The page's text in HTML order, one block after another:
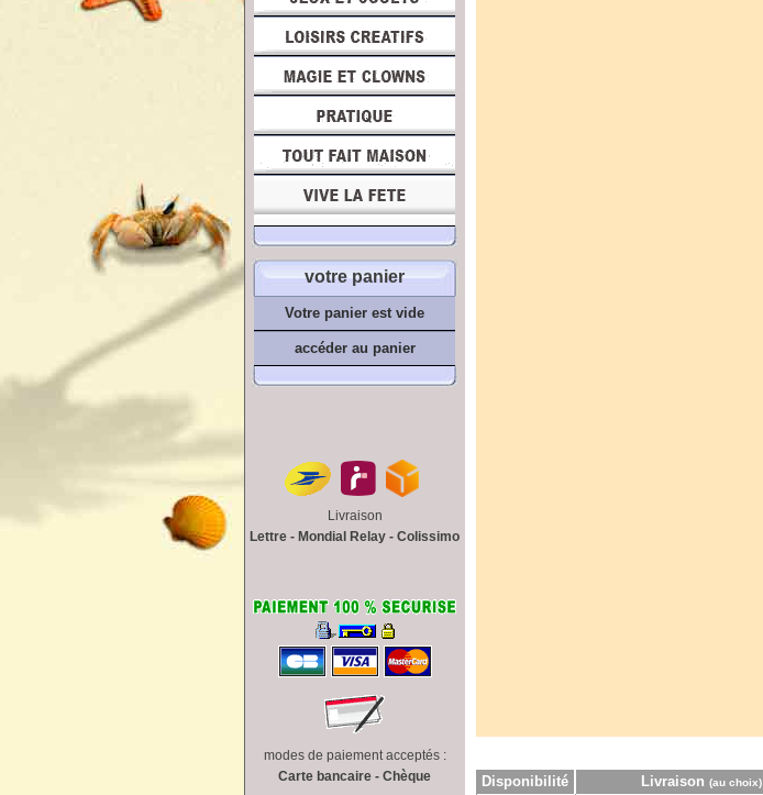
votre panier
Votre panier est vide
accéder au panier
Livraison
Lettre - Mondial Relay - Colissimo
modes de paiement acceptés :
Carte bancaire - Chèque
Disponibilité Livraison (au choix)